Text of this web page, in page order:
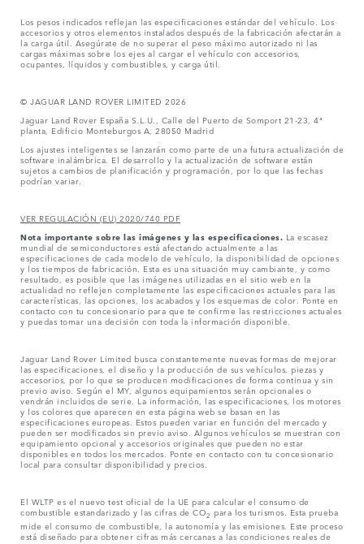
Los pesos indicados reflejan las especificaciones estándar del vehículo. Los
accesorios y otros elementos instalados después de la fabricación afectarán a
la carga útil. Asegúrate de no superar el peso máximo autorizado ni las
cargas máximas sobre los ejes al cargar el vehículo con accesorios,
ocupantes, líquidos y combustibles, y carga útil.
© JAGUAR LAND ROVER LIMITED 2026
Jaguar Land Rover España S.L.U., Calle del Puerto de Somport 21-23, 4ª
planta, Edificio Monteburgos A, 28050 Madrid
Los ajustes inteligentes se lanzarán como parte de una futura actualización de
software inalámbrica. El desarrollo y la actualización de software están
sujetos a cambios de planificación y programación, por lo que las fechas
podrían variar.
VER REGULACIÓN (EU) 2020/740 PDF
Nota importante sobre las imágenes y las especificaciones. La escasez
mundial de semiconductores está afectando actualmente a las
especificaciones de cada modelo de vehículo, la disponibilidad de opciones
y los tiempos de fabricación. Esta es una situación muy cambiante, y como
resultado, es posible que las imágenes utilizadas en el sitio web en la
actualidad no reflejen completamente las especificaciones actuales para las
características, las opciones, los acabados y los esquemas de color. Ponte en
contacto con tu concesionario para que te confirme las restricciones actuales
y puedas tomar una decisión con toda la información disponible.
Jaguar Land Rover Limited busca constantemente nuevas formas de mejorar
las especificaciones, el diseño y la producción de sus vehículos, piezas y
accesorios, por lo que se producen modificaciones de forma continua y sin
previo aviso. Según el MY, algunos equipamientos serán opcionales o
vendrán incluidos de serie. La información, las especificaciones, los motores
y los colores que aparecen en esta página web se basan en las
especificaciones europeas. Estos pueden variar en función del mercado y
pueden ser modificados sin previo aviso. Algunos vehículos se muestran con
equipamiento opcional y accesorios originales que pueden no estar
disponibles en todos los mercados. Ponte en contacto con tu concesionario
local para consultar disponibilidad y precios.
El WLTP es el nuevo test oficial de la UE para calcular el consumo de
combustible estandarizado y las cifras de CO2 para los turismos. Esta prueba
mide el consumo de combustible, la autonomía y las emisiones. Este proceso
está diseñado para obtener cifras más cercanas a las condiciones reales de